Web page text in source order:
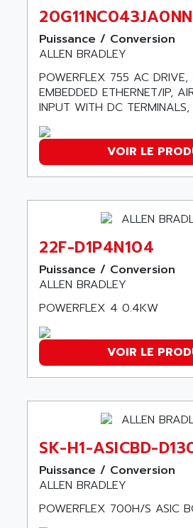
SIMODRIVE 611
TSX MOMENTUM
NUM 1060
NUM 760
NUM 750/760
NUM750 / NUM760
NUM 750
INDUCTEL
C500
C200H
CQM1
R88
RECTIVAR 4
MICROMASTER
SY/MAX
ADVANTYS
VT5000
ADVANCE
ADVANCE HIVOLT
ADVANCE TAPES
ADVANCED ENERGY
ADVANCED MICRO
ADVANCED MOTION
ADVANCED UV
ADVANTEC
ADVANTYS FTM
AE
AE&T
AEE
AEES
AEG
AEG MODICON
AEL CRYSTALS
AEM
AEP
AERMEC
Puissance / Conversion
ALLEN BRADLEY
POWERFLEX 755 AC DRIVE,
EMBEDDED ETHERNET/IP,
INPUT WITH DC TERMINALS,
VOIR LE
22F-D1P4N104
Puissance / Conversion
ALLEN BRADLEY
POWERFLEX 4 0.4KW
VOIR LE
SK-H1-ASICBD-
Puissance / Conversion
ALLEN BRADLEY
POWERFLEX 700H/S ASIC